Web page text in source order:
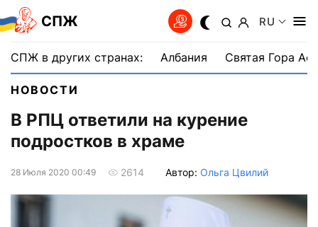
СПЖ RU
СПЖ в других странах: Албания Святая Гора
НОВОСТИ
В РПЦ ответили на курение
подростков в храме
28 Июля 2020 00:49 2614 Автор: Ольга Цвилий